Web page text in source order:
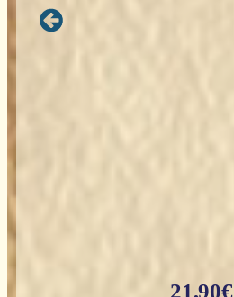
21,90€